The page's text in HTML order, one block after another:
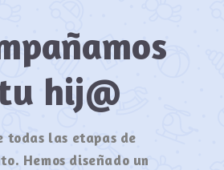
hij@
todas las etapas de
Hemos diseñado un